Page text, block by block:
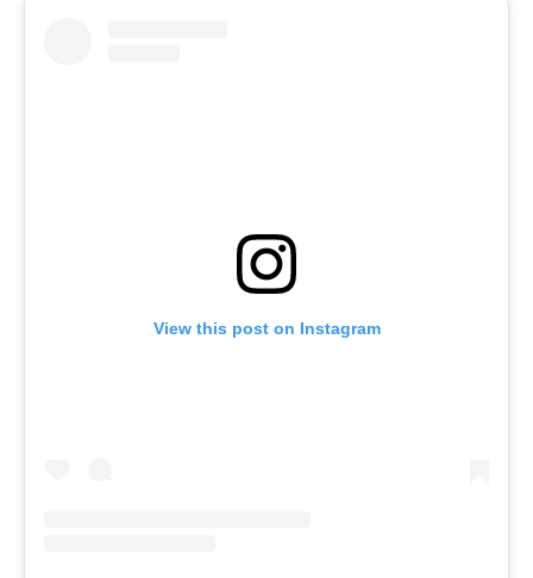
View this post on Instagram